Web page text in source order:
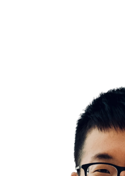
Dr.
Lipoprotein